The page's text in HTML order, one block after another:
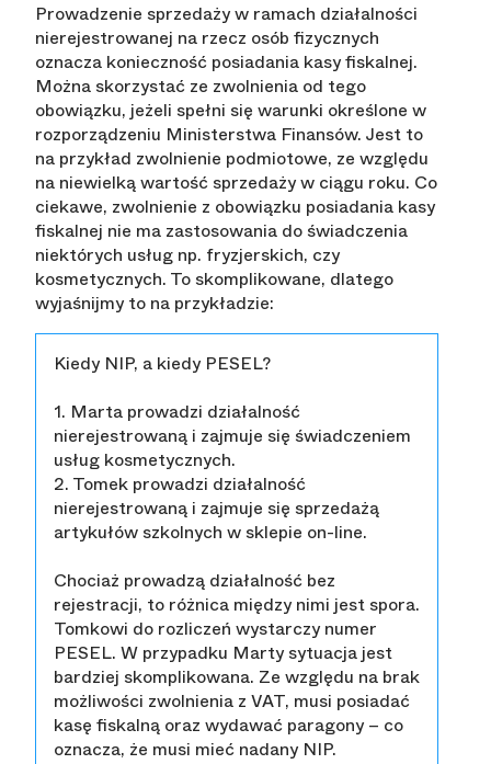
Prowadzenie sprzedaży w ramach działalności
nierejestrowanej na rzecz osób fizycznych
oznacza konieczność posiadania kasy fiskalnej.
Można skorzystać ze zwolnienia od tego
obowiązku, jeżeli spełni się warunki określone w
rozporządzeniu Ministerstwa Finansów. Jest to
na przykład zwolnienie podmiotowe, ze względu
na niewielką wartość sprzedaży w ciągu roku. Co
ciekawe, zwolnienie z obowiązku posiadania kasy
fiskalnej nie ma zastosowania do świadczenia
niektórych usług np. fryzjerskich, czy
kosmetycznych. To skomplikowane, dlatego
wyjaśnijmy to na przykładzie:
Kiedy NIP, a kiedy PESEL?
1. Marta prowadzi działalność
nierejestrowaną i zajmuje się świadczeniem
usług kosmetycznych.
2. Tomek prowadzi działalność
nierejestrowaną i zajmuje się sprzedażą
artykułów szkolnych w sklepie on-line.
Chociaż prowadzą działalność bez
rejestracji, to różnica między nimi jest spora.
Tomkowi do rozliczeń wystarczy numer
PESEL. W przypadku Marty sytuacja jest
bardziej skomplikowana. Ze względu na brak
możliwości zwolnienia z VAT, musi posiadać
kasę fiskalną oraz wydawać paragony – co
oznacza, że musi mieć nadany NIP.